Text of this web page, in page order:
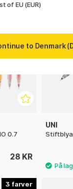
8
0.7
28 KR
UNI
3
of EU (EUR)
to Denmark